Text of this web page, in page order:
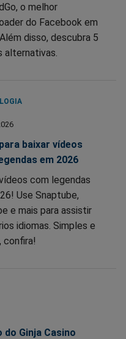
o melhor
do Facebook em
disso, descubra 5
alternativas.
baixar vídeos
em 2026
com legendas
Use Snaptube,
e mais para assistir
idiomas. Simples e
confira!
Ginja Casino